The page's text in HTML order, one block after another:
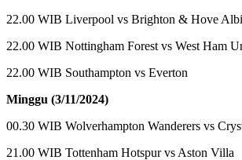
22.00 WIB Liverpool vs Brighton & Hove
22.00 WIB Nottingham Forest vs West Ham
22.00 WIB Southampton vs Everton
Minggu (3/11/2024)
00.30 WIB Wolverhampton Wanderers vs
21.00 WIB Tottenham Hotspur vs Aston Villa